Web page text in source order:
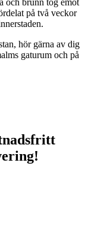
på två veckor
hör gärna av dig
gaturum och på